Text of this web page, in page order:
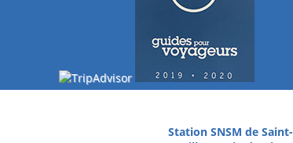
Station SNSM de Saint-